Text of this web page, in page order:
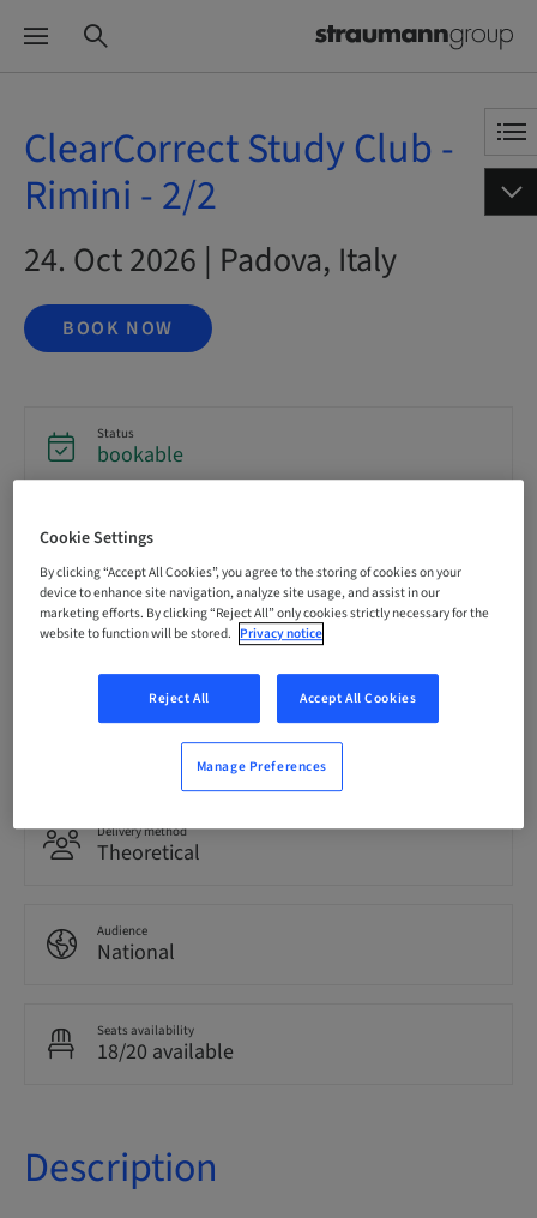
ClearCorrect Study Club -
Rimini - 2/2
24. Oct 2026 | Padova, Italy
BOOK NOW
Status
bookable
Registration deadline
24. Oct 2026 (UTC+1)
Language
0.00 Points
Delivery method
Theoretical
Audience
National
Seats availability
18/20 available
Description
Cookie Settings
By clicking “Accept All Cookies”, you agree to the storing of cookies on your
device to enhance site navigation, analyze site usage, and assist in our
marketing efforts. By clicking “Reject All” only cookies strictly necessary for the
website to function will be stored. Privacy notice
Reject All Accept All Cookies
Manage Preferences